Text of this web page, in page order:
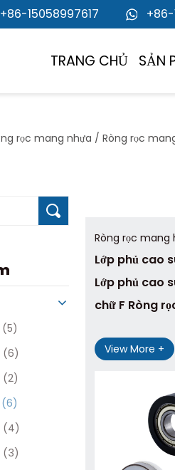
+86-15058997617 +86-
TRANG CHỦ SẢN
rọc mang nhựa / Ròng rọc
(5)
(6)
(2)
(6)
(4)
(3)
Ròng rọc mang
Lớp phủ cao
Lớp phủ cao
chữ F Ròng
View More +